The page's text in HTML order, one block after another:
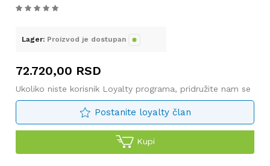
Lager: Proizvod je dostupan
72.720,00 RSD
Ukoliko niste korisnik Loyalty programa, pridružite nam se
Postanite loyalty član
Kupi